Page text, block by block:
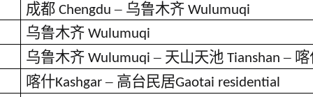
成都Chengdu– 乌鲁木齐Wulumuqi
乌鲁木齐Wulumuqi
乌鲁木齐Wulumuqi– 天山天池Tianshan–
喀什Kashgar– 高台民居Gaotai residential